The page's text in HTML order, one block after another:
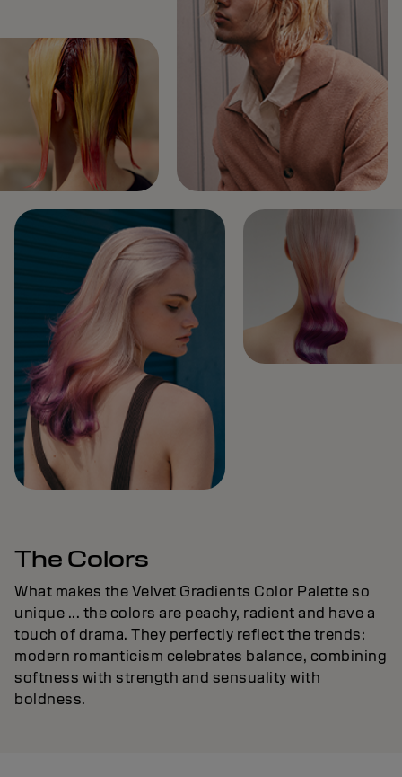
The Colors
What makes the Velvet Gradients Color Palette so
unique ... the colors are peachy, radient and have a
touch of drama. They perfectly reflect the trends:
modern romanticism celebrates balance, combining
softness with strength and sensuality with
boldness.